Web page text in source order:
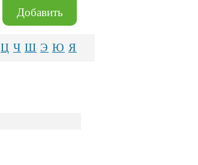
Добавить
Ц Ч Ш Э Ю Я